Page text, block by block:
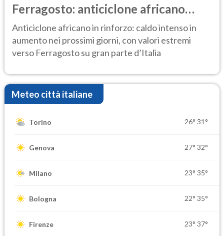
Ferragosto: anticiclone africano
ancora protagonista
Anticiclone africano in rinforzo: caldo intenso in
aumento nei prossimi giorni, con valori estremi
verso Ferragosto su gran parte d’Italia
Meteo città italiane
Torino 26° 31°
Genova 27° 32°
Milano 23° 35°
Bologna 22° 35°
Firenze 23° 37°